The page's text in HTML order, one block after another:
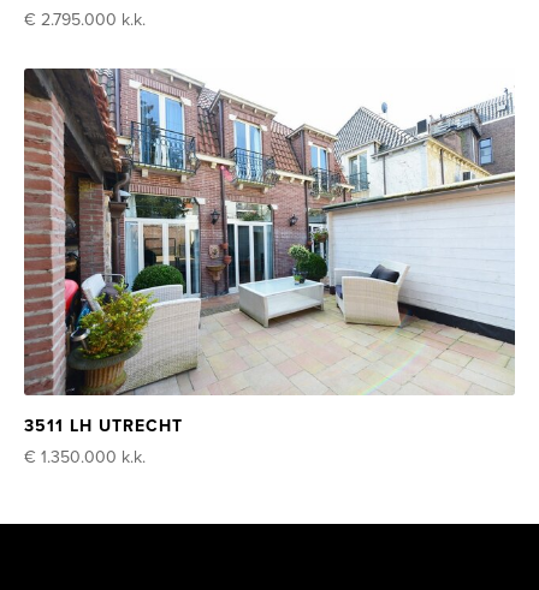
€ 2.795.000 k.k.
3511 LH UTRECHT
€ 1.350.000 k.k.